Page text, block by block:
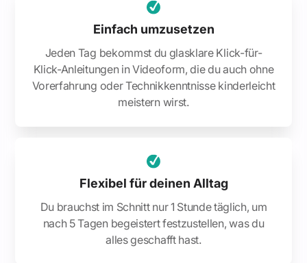
Einfach umzusetzen
Jeden Tag bekommst du glasklare Klick-für-
Klick-Anleitungen in Videoform, die du auch ohne
Vorerfahrung oder Technikkenntnisse kinderleicht
meistern wirst.
Flexibel für deinen Alltag
Du brauchst im Schnitt nur 1 Stunde täglich, um
nach 5 Tagen begeistert festzustellen, was du
alles geschafft hast.